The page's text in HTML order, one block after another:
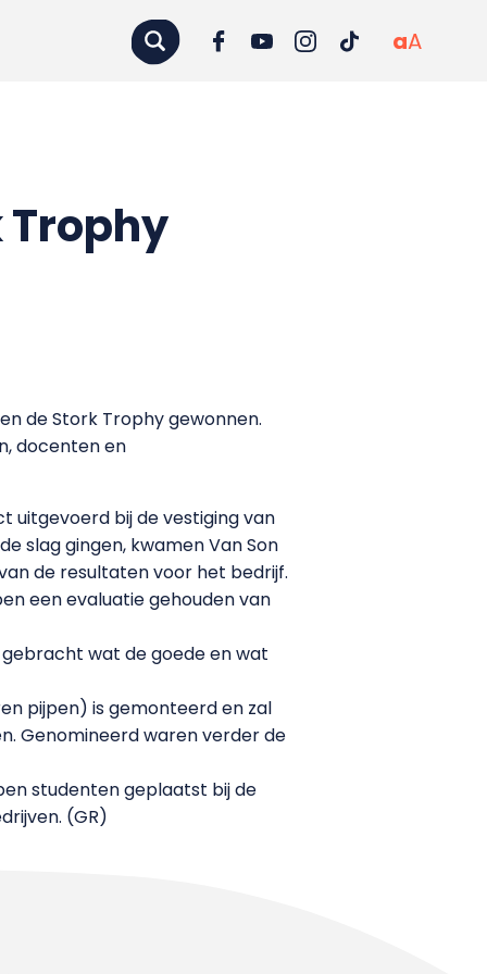
aA
Trophy
de Stork Trophy gewonnen.
docenten en
uitgevoerd bij de vestiging van
slag gingen, kwamen Van Son
de resultaten voor het bedrijf.
een evaluatie gehouden van
gebracht wat de goede en wat
pijpen) is gemonteerd en zal
Genomineerd waren verder de
studenten geplaatst bij de
(GR)